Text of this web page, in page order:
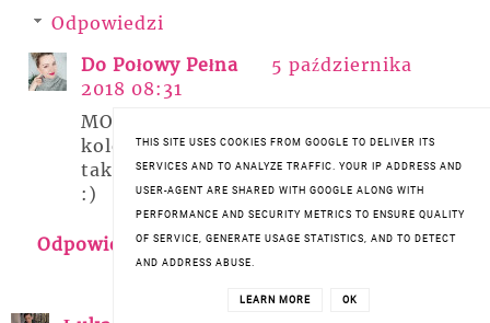
Odpowiedzi
Do Połowy Pełna
5 października
2018 08:31
MOźżn asię przywzyczaić, z każda
kolejna buteleczką jeste lepiej. Moża
także wymieszać suplement z sokiem
:)
Odpowiedz
THIS SITE USES COOKIES FROM GOOGLE TO DELIVER ITS
SERVICES AND TO ANALYZE TRAFFIC. YOUR IP ADDRESS AND
USER-AGENT ARE SHARED WITH GOOGLE ALONG WITH
PERFORMANCE AND SECURITY METRICS TO ENSURE QUALITY
OF SERVICE, GENERATE USAGE STATISTICS, AND TO DETECT
AND ADDRESS ABUSE.
LEARN MORE OK